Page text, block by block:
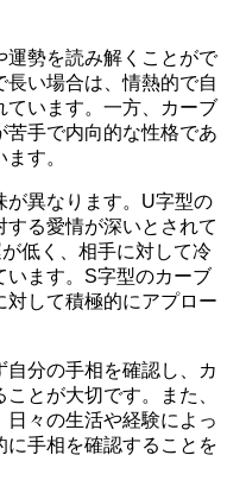
運勢を読み解くことがで
い場合は、情熱的で自
ています。一方、カーブ
苦手で内向的な性格であ
す。
が異なります。U字型の
る愛情が深いとされて
低く、相手に対して冷
います。S字型のカーブ
対して積極的にアプロー
分の手相を確認し、カ
とが大切です。また、
々の生活や経験によっ
手相を確認することを